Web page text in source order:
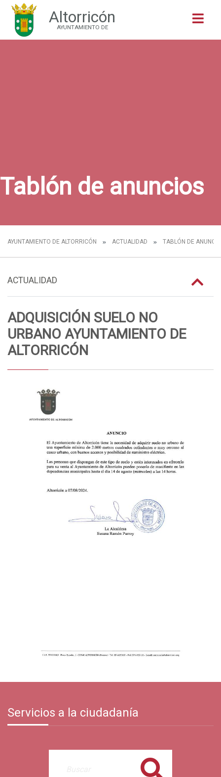
Altorricón
AYUNTAMIENTO DE
Tablón de anuncios
AYUNTAMIENTO DE ALTORRICÓN ACTUALIDAD TABLÓN DE
ACTUALIDAD
ADQUISICIÓN SUELO NO
URBANO AYUNTAMIENTO DE
ALTORRICÓN
Servicios a la ciudadanía
Buscar